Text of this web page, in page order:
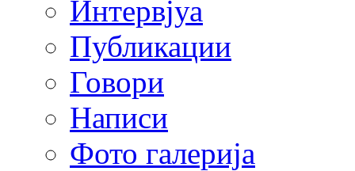
Интервјуа
Публикации
Говори
Написи
Фото галерија